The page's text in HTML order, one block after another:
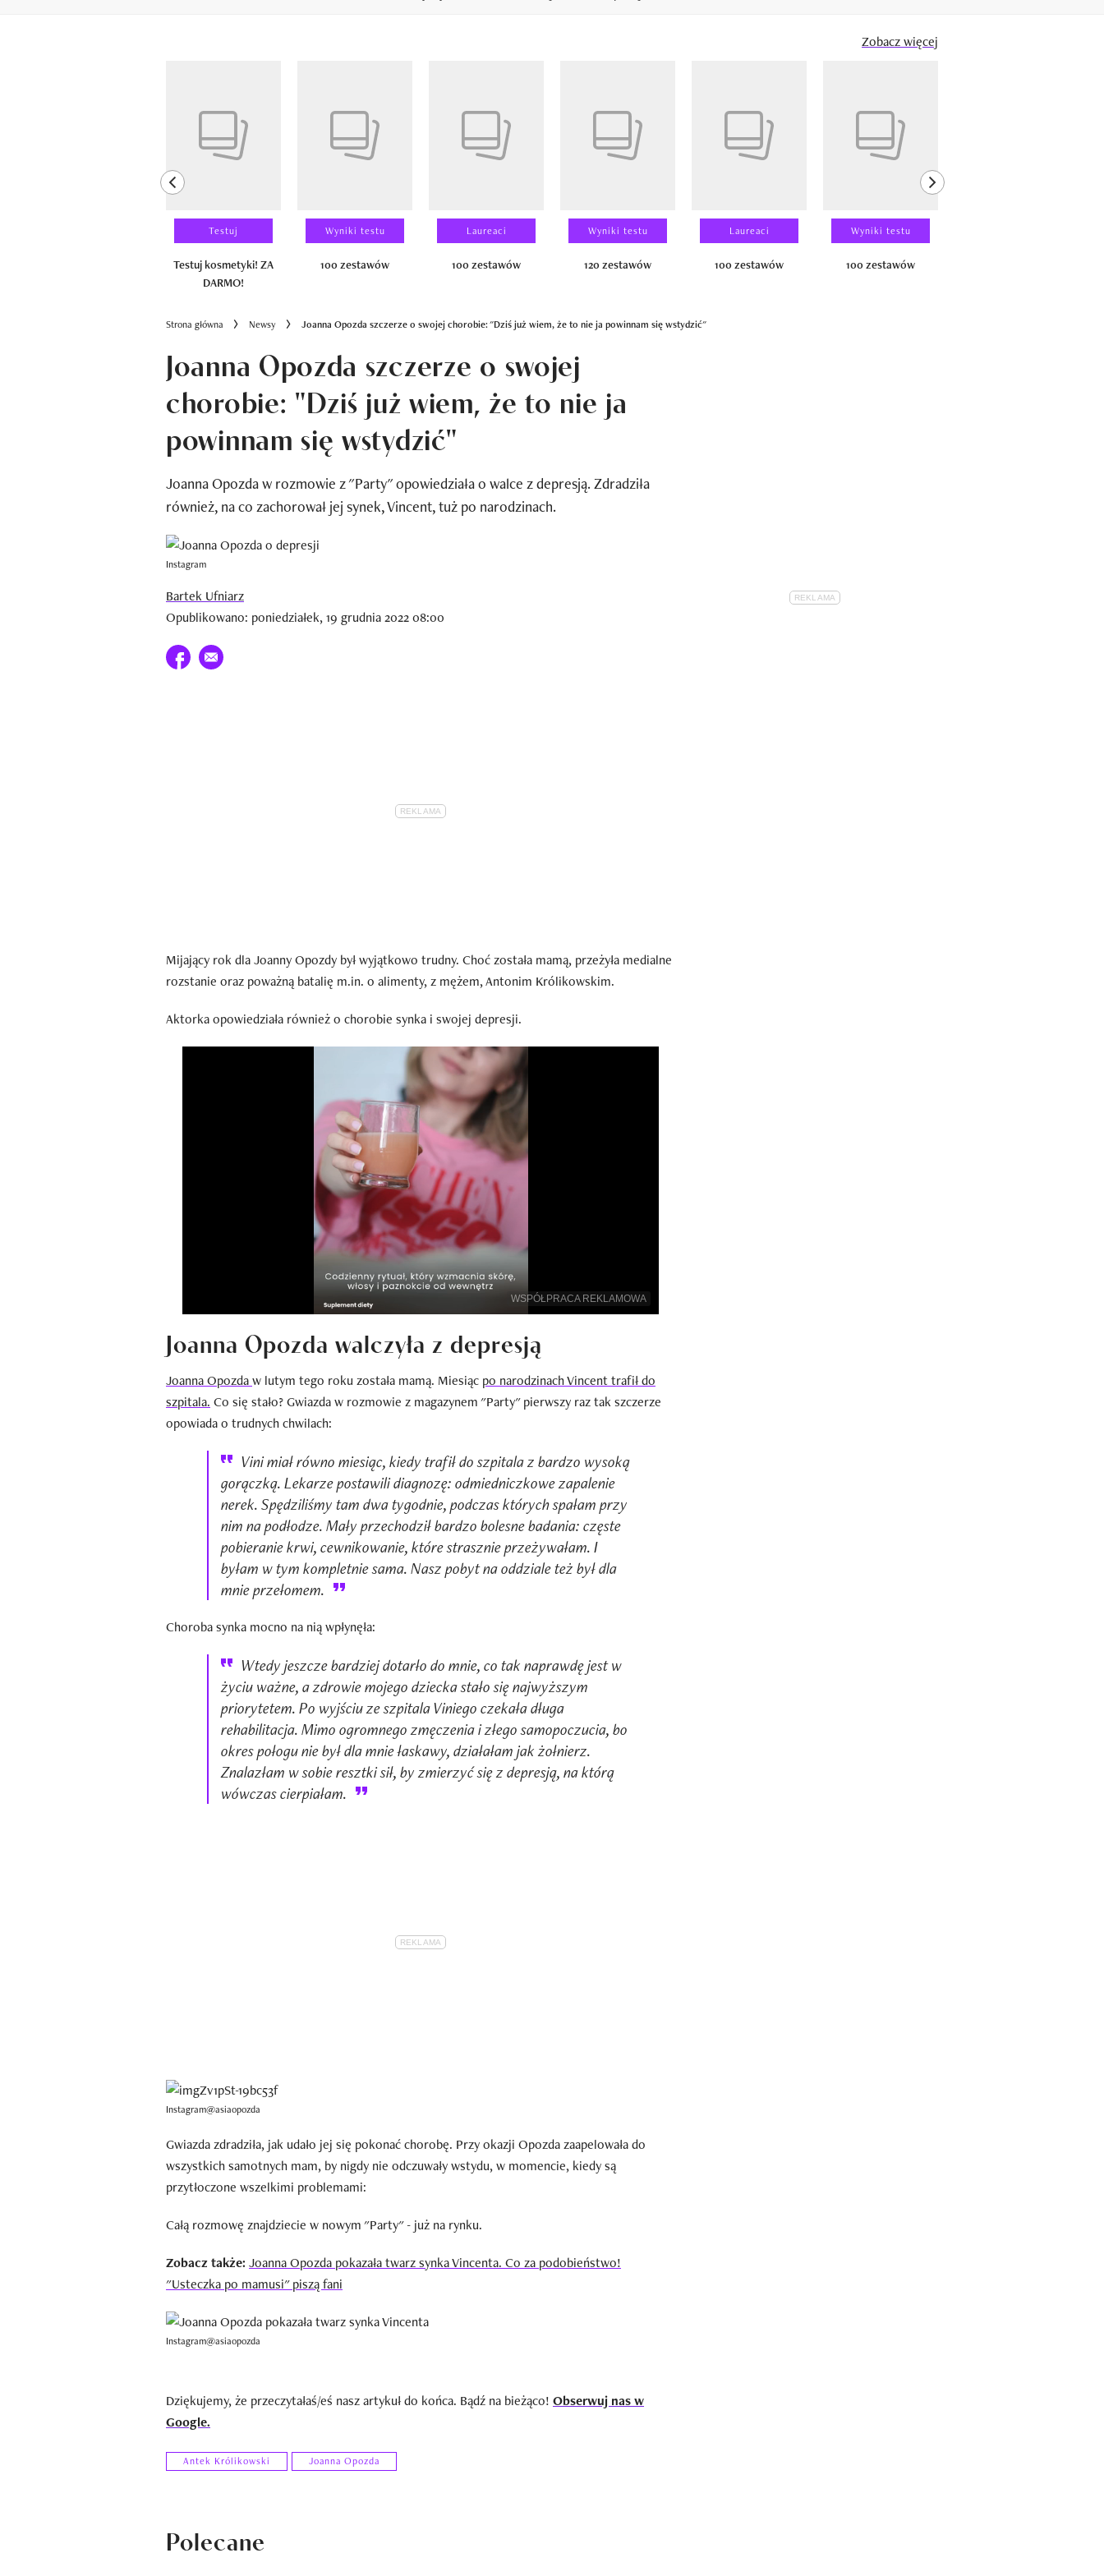
Zobacz więcej
previous element
Testuj
Testuj kosmetyki! ZA
DARMO!
Wyniki testu
100 zestawów
Laureaci
100 zestawów
Wyniki testu
120 zestawów
Laureaci
100 zestawów
Wyniki testu
100 zestawów
next element
Strona główna Newsy Joanna Opozda szczerze o swojej chorobie: "Dziś już wiem, że to nie ja powinnam się wstydzić"
Joanna Opozda szczerze o swojej
chorobie: "Dziś już wiem, że to nie ja
powinnam się wstydzić"
Joanna Opozda w rozmowie z "Party" opowiedziała o walce z depresją. Zdradziła
również, na co zachorował jej synek, Vincent, tuż po narodzinach.
Instagram
Bartek Ufniarz
Opublikowano: poniedziałek, 19 grudnia 2022 08:00
Udostępnij na facebook
E-mail do przyjaciela
Mijający rok dla Joanny Opozdy był wyjątkowo trudny. Choć została mamą, przeżyła medialne
rozstanie oraz poważną batalię m.in. o alimenty, z mężem, Antonim Królikowskim.
Aktorka opowiedziała również o chorobie synka i swojej depresji.
WSPÓŁPRACA REKLAMOWA
Joanna Opozda walczyła z depresją
Joanna Opozdaw lutym tego roku została mamą. Miesiąc po narodzinach Vincent trafił do
szpitala. Co się stało? Gwiazda w rozmowie z magazynem "Party" pierwszy raz tak szczerze
opowiada o trudnych chwilach:
Vini miał równo miesiąc, kiedy trafił do szpitala z bardzo wysoką
gorączką. Lekarze postawili diagnozę: odmiedniczkowe zapalenie
nerek. Spędziliśmy tam dwa tygodnie, podczas których spałam przy
nim na podłodze. Mały przechodził bardzo bolesne badania: częste
pobieranie krwi, cewnikowanie, które strasznie przeżywałam. I
byłam w tym kompletnie sama. Nasz pobyt na oddziale też był dla
mnie przełomem.
Choroba synka mocno na nią wpłynęła:
Wtedy jeszcze bardziej dotarło do mnie, co tak naprawdę jest w
życiu ważne, a zdrowie mojego dziecka stało się najwyższym
priorytetem. Po wyjściu ze szpitala Viniego czekała długa
rehabilitacja. Mimo ogromnego zmęczenia i złego samopoczucia, bo
okres połogu nie był dla mnie łaskawy, działałam jak żołnierz.
Znalazłam w sobie resztki sił, by zmierzyć się z depresją, na którą
wówczas cierpiałam.
Instagram@asiaopozda
Gwiazda zdradziła, jak udało jej się pokonać chorobę. Przy okazji Opozda zaapelowała do
wszystkich samotnych mam, by nigdy nie odczuwały wstydu, w momencie, kiedy są
przytłoczone wszelkimi problemami:
Całą rozmowę znajdziecie w nowym "Party" - już na rynku.
Zobacz także: Joanna Opozda pokazała twarz synka Vincenta. Co za podobieństwo!
"Usteczka po mamusi" piszą fani
Instagram@asiaopozda
Dziękujemy, że przeczytałaś/eś nasz artykuł do końca. Bądź na bieżąco! Obserwuj nas w
Google.
Antek Królikowski Joanna Opozda
Polecane